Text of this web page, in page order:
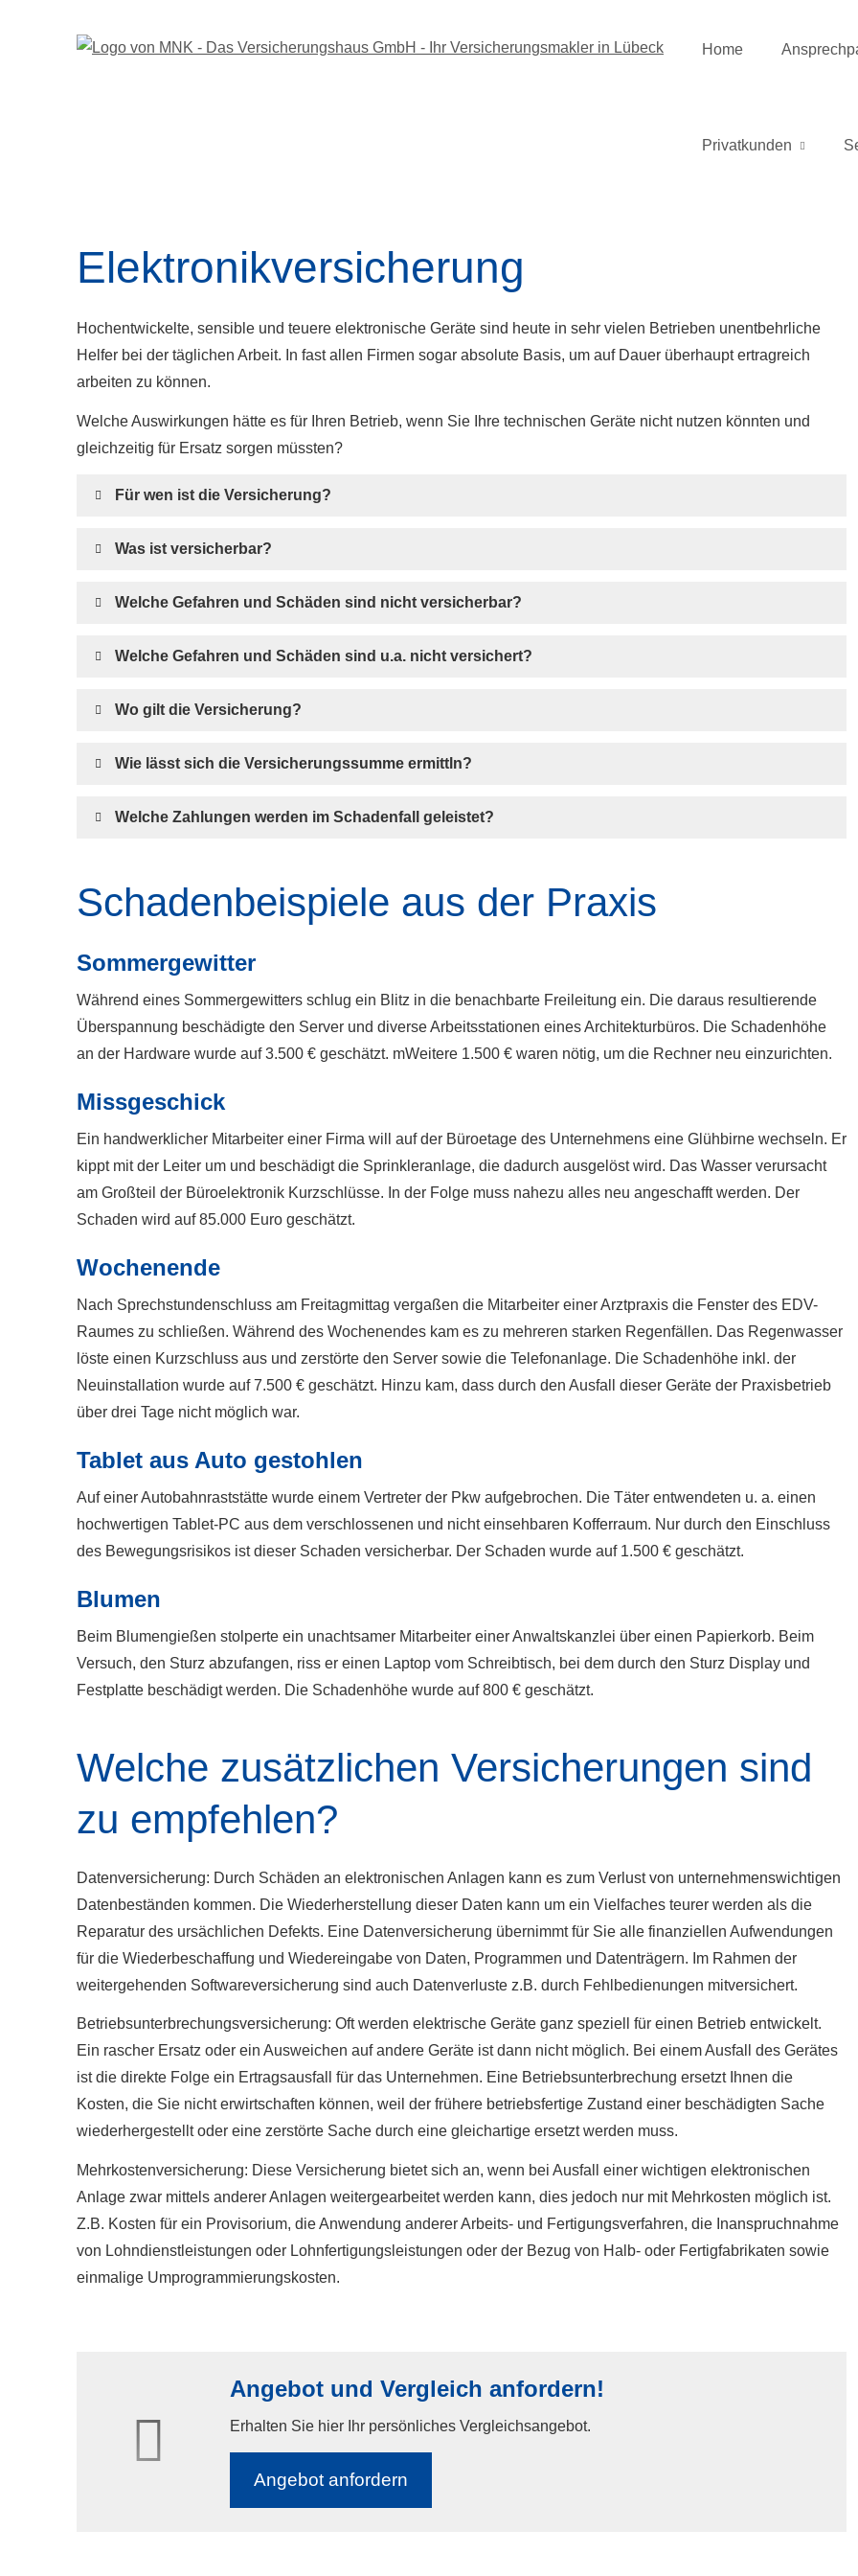
Home
Privatkunden
Elektronik­versicherung
Hochentwickelte, sensible und teuere elektronische Geräte sind heute in sehr vielen Betrieben unentbehrliche
Helfer bei der täglichen Arbeit. In fast allen Firmen sogar absolute Basis, um auf Dauer überhaupt ertragreich
arbeiten zu können.
Welche Auswirkungen hätte es für Ihren Betrieb, wenn Sie Ihre technischen Geräte nicht nutzen könnten und
gleichzeitig für Ersatz sorgen müssten?
Für wen ist die Versicherung?
Was ist versicherbar?
Welche Gefahren und Schäden sind nicht versicherbar?
Welche Gefahren und Schäden sind u.a. nicht versichert?
Wo gilt die Versicherung?
Wie lässt sich die Versicherungssumme ermittln?
Welche Zahlungen werden im Schadenfall geleistet?
Schadenbeispiele aus der Praxis
Sommergewitter
Während eines Sommergewitters schlug ein Blitz in die benachbarte Freileitung ein. Die daraus resultierende
Überspannung beschädigte den Server und diverse Arbeitsstationen eines Architekturbüros. Die Schadenhöhe
an der Hardware wurde auf 3.500 € geschätzt. mWeitere 1.500 € waren nötig, um die Rechner neu einzurichten.
Missgeschick
Ein handwerklicher Mitarbeiter einer Firma will auf der Büroetage des Unternehmens eine Glühbirne wechseln. Er
kippt mit der Leiter um und beschädigt die Sprinkleranlage, die dadurch ausgelöst wird. Das Wasser verursacht
am Großteil der Büroelektronik Kurzschlüsse. In der Folge muss nahezu alles neu angeschafft werden. Der
Schaden wird auf 85.000 Euro geschätzt.
Wochenende
Nach Sprechstundenschluss am Freitagmittag vergaßen die Mitarbeiter einer Arztpraxis die Fenster des EDV-
Raumes zu schließen. Während des Wochenendes kam es zu mehreren starken Regenfällen. Das Regenwasser
löste einen Kurzschluss aus und zerstörte den Server sowie die Telefonanlage. Die Schadenhöhe inkl. der
Neuinstallation wurde auf 7.500 € geschätzt. Hinzu kam, dass durch den Ausfall dieser Geräte der Praxisbetrieb
über drei Tage nicht möglich war.
Tablet aus Auto gestohlen
Auf einer Autobahnraststätte wurde einem Vertreter der Pkw aufgebrochen. Die Täter entwendeten u. a. einen
hochwertigen Tablet-PC aus dem verschlossenen und nicht einsehbaren Kofferraum. Nur durch den Einschluss
des Bewegungsrisikos ist dieser Schaden versicherbar. Der Schaden wurde auf 1.500 € geschätzt.
Blumen
Beim Blumengießen stolperte ein unachtsamer Mitarbeiter einer Anwaltskanzlei über einen Papierkorb. Beim
Versuch, den Sturz abzufangen, riss er einen Laptop vom Schreibtisch, bei dem durch den Sturz Display und
Festplatte beschädigt werden. Die Schadenhöhe wurde auf 800 € geschätzt.
Welche zusätzlichen Versicherungen sind
zu empfehlen?
Datenversicherung: Durch Schäden an elektronischen Anlagen kann es zum Verlust von unternehmenswichtigen
Datenbeständen kommen. Die Wiederherstellung dieser Daten kann um ein Vielfaches teurer werden als die
Reparatur des ursächlichen Defekts. Eine Datenversicherung übernimmt für Sie alle finanziellen Aufwendungen
für die Wiederbeschaffung und Wiedereingabe von Daten, Programmen und Datenträgern. Im Rahmen der
weitergehenden Softwareversicherung sind auch Datenverluste z.B. durch Fehlbedienungen mitversichert.
Betriebsunterbrechungsversicherung: Oft werden elektrische Geräte ganz speziell für einen Betrieb entwickelt.
Ein rascher Ersatz oder ein Ausweichen auf andere Geräte ist dann nicht möglich. Bei einem Ausfall des Gerätes
ist die direkte Folge ein Ertragsausfall für das Unternehmen. Eine Betriebsunterbrechung ersetzt Ihnen die
Kosten, die Sie nicht erwirtschaften können, weil der frühere betriebsfertige Zustand einer beschädigten Sache
wiederhergestellt oder eine zerstörte Sache durch eine gleichartige ersetzt werden muss.
Mehrkostenversicherung: Diese Versicherung bietet sich an, wenn bei Ausfall einer wichtigen elektronischen
Anlage zwar mittels anderer Anlagen weitergearbeitet werden kann, dies jedoch nur mit Mehrkosten möglich ist.
Z.B. Kosten für ein Provisorium, die Anwendung anderer Arbeits- und Fertigungsverfahren, die Inanspruchnahme
von Lohndienstleistungen oder Lohnfertigungsleistungen oder der Bezug von Halb- oder Fertigfabrikaten sowie
einmalige Umprogrammierungskosten.
Angebot und Vergleich anfordern!
Erhalten Sie hier Ihr persönliches Vergleichsangebot.
An­ge­bot an­for­dern